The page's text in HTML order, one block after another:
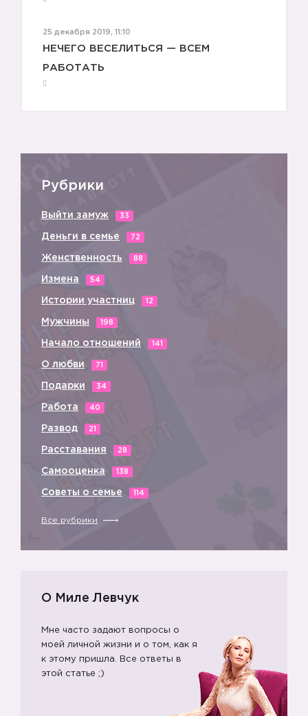
25 декабря 2019, 11:10
НЕЧЕГО ВЕСЕЛИТЬСЯ — ВСЕМ
РАБОТАТЬ
Рубрики
Выйти замуж 33
Деньги в семье 72
Женственность 88
Измена 54
Истории участниц 12
Мужчины 198
Начало отношений 141
О любви 71
Подарки 34
Работа 40
Развод 21
Расставания 28
Самооценка 138
Советы о семье 114
Все рубрики
О Миле Левчук
Мне часто задают вопросы о
моей личной жизни и о том, как я
к этому пришла. Все ответы в
этой статье ;)